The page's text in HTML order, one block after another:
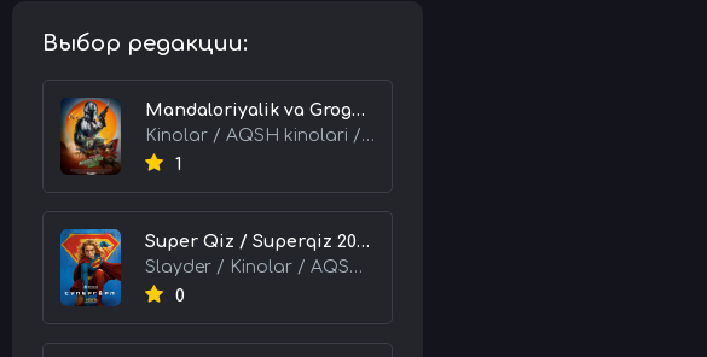
Выбор редакции:
Mandaloriyalik va Grogu 2026 HD Uzbek tilida Tarjima kino skachat tas-ix
Kinolar / AQSH kinolari / Tarjima kinolar
1
Super Qiz / Superqiz 2026 HD Uzbek tilida Tarjima kino skachat tas-ix
Slayder / Kinolar / AQSH kinolari / Tarjima kinolar
0